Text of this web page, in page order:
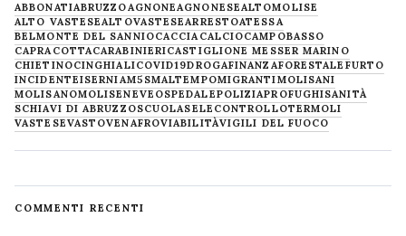
ABBONATIABRUZZOAGNONEAGNONESEALTOMOLISE
ALTO VASTESEALTOVASTESEARRESTOATESSA
BELMONTE DEL SANNIOCACCIACALCIOCAMPOBASSO
CAPRACOTTACARABINIERICASTIGLIONE MESSER MARINO
CHIETINOCINGHIALICOVID19DROGAFINANZAFORESTALE FURTO
INCIDENTEISERNIAM5SMALTEMPOMIGRANTIMOLISANI
MOLISANOMOLISENEVE OSPEDALEPOLIZIAPROFUGHISANITÀ
SCHIAVI DI ABRUZZOSCUOLASELECONTROLLOTERMOLI
VASTESEVASTOVENAFROVIABILITÀVIGILI DEL FUOCO
COMMENTI RECENTI